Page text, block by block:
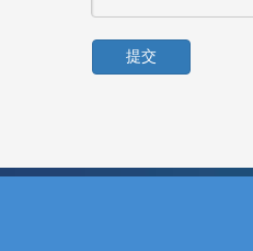
提交